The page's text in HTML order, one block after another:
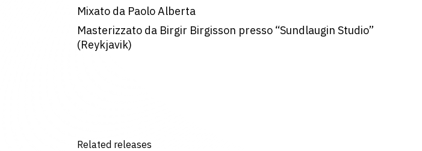
Mixato da Paolo Alberta
Masterizzato da Birgir Birgisson presso “Sundlaugin Studio”
(Reykjavik)
Related releases